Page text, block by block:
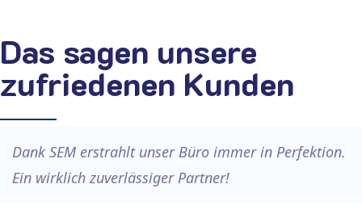
Das sagen unsere
zufriedenen Kunden
Dank SEM erstrahlt unser Büro immer in Perfektion.
Ein wirklich zuverlässiger Partner!